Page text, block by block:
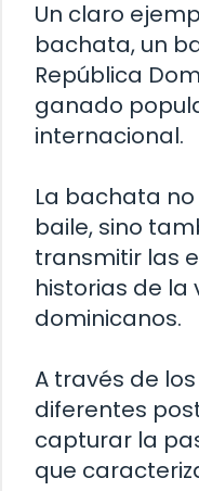
Un claro
bachata, un
República
ganado
internacional.
La bachata
baile, sino
transmitir las
historias de la
dominicanos.
A través de
diferentes
capturar la
que